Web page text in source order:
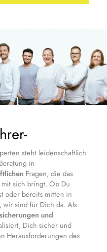
steht leidenschaftlich
in
Fragen, die das
sich bringt. Ob Du
oder bereits mitten in
wir sind für Dich da. Als
und
Dich sicher und
Herausforderungen des